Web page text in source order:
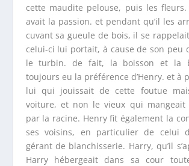
cette maudite pelouse, puis les
avait la passion. et pendant qu’il les
cuvant sa gueule de bois, il se
celui-ci lui portait, à cause de son peu
le turbin. de fait, la boisson et la
toujours eu la préférence d’Henry. et à
lui qui jouissait de cette foutue
voiture, et non le vieux qui mangeait
par la racine. Henry fit également la
ses voisins, en particulier de celui
gérant de blanchisserie. Harry, qu’il
Harry hébergeait dans sa cour